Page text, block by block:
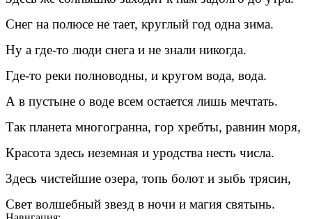
Снег на полюсе не тает, круглый год одна зима.
Ну а где-то люди снега и не знали никогда.
Где-то реки полноводны, и кругом вода, вода.
А в пустыне о воде всем остается лишь мечтать.
Так планета многогранна, гор хребты, равнин моря,
Красота здесь неземная и уродства несть числа.
Здесь чистейшие озера, топь болот и зыбь трясин,
Свет волшебный звезд в ночи и магия святынь.